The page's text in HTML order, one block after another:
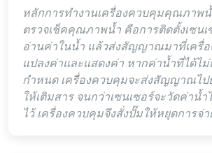
หลักการทำงานเครื่องควบคุมคุณภาพน้
ตรวจเช็คคุณภาพน้ำ คือการติดตั้งเซน
อ่านค่าในน้ำ แล้วส่งสัญญาณมาที่เครื่อ
แปลงค่าและแสดงค่า หากค่าน้ำที่ได้ไ
กำหนด เครื่องควบคุมจะส่งสัญญาณไป
ให้เติมสาร จนกว่าเซนเซอร์จะวัดค่าน้
ไว้ เครื่องควบคุมจึงสั่งปั๊มให้หยุดการจ่